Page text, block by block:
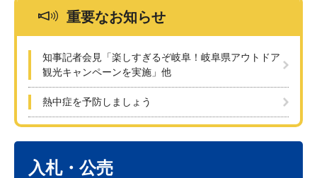
重要なお知らせ
知事記者会見「楽しすぎるぞ岐阜！岐阜県アウトドア
観光キャンペーンを実施」他
熱中症を予防しましょう
入札・公売